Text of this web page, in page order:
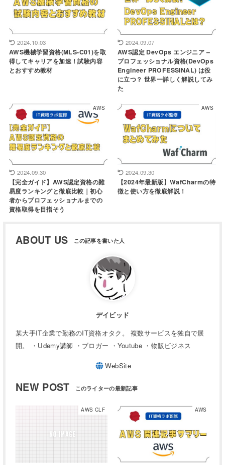
2024.10.03
AWS機械学習資格(MLS-C01)を取
得してキャリアを加速！試験内容
とおすすめ教材
2024.09.07
AWS認定 DevOps エンジニア –
プロフェッショナル資格(DevOps
Engineer PROFESSINAL) は役
に立つ？ 世界一詳しく解説してみ
た
AWS
2024.09.30
【完全ガイド】AWS認定資格の難
易度ランキングと徹底比較｜初心
者からプロフェッショナルまでの
資格取得を目指そう
AWS
2024.09.30
【2024年最新版】WafCharmの特
徴と使い方を徹底解説！
ABOUT US
デイビッド
某大手IT企業で勤務のIT資格オタク。 複数サービスを独自で展
開。 ・Udemy講師 ・ブロガー ・Youtube ・物販ビジネス
NEW POST
AWS CLF AWS